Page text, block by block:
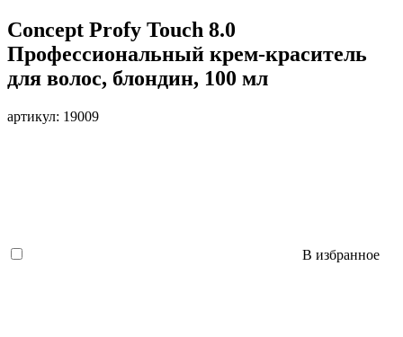
Concept Profy Touch 8.0
Профессиональный крем-краситель
для волос, блондин, 100 мл
артикул: 19009
В избранное